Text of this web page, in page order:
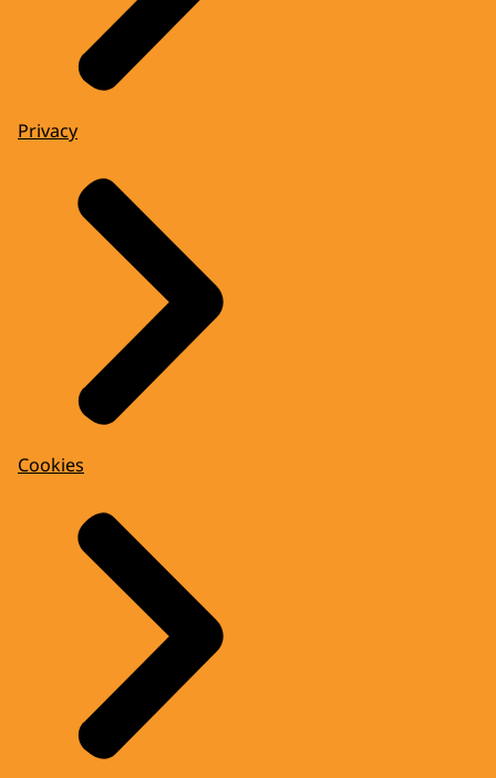
Privacy
Cookies